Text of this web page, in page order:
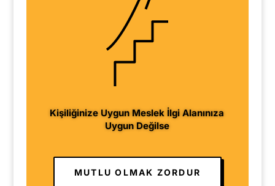
Kişiliğinize Uygun Meslek İlgi Alanınıza
Uygun Değilse
MUTLU OLMAK ZORDUR